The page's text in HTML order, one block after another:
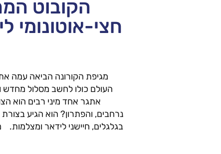
הקובוט
חצי-אוטונומי
מגיפת הקורונה הביאה עמה
העולם כולו לחשב מסלול מחדש
אתגר אחד מיני רבים הוא
בגלגלים, חיישני לידאר